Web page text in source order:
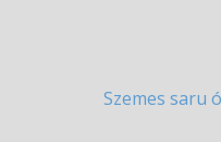
Szemes saru